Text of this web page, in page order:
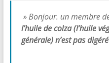
» Bonjour. un membre
l’huile de colza (l’huile
générale) n’est pas